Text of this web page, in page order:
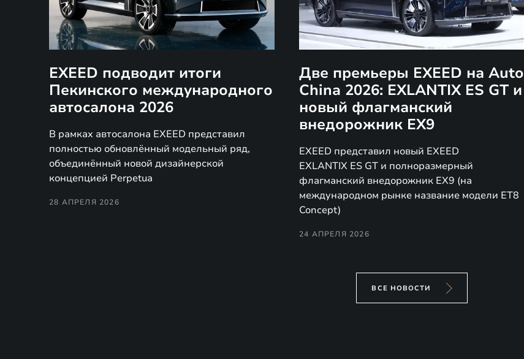
EXEED подводит итоги
Пекинского международного
автосалона 2026
В рамках автосалона EXEED представил
полностью обновлённый модельный ряд,
объединённый новой дизайнерской
концепцией Perpetua
28 АПРЕЛЯ 2026
Две премьеры EXEED на Auto
China 2026: EXLANTIX ES GT и
новый флагманский
внедорожник EX9
EXEED представил новый EXEED
EXLANTIX ES GT и полноразмерный
флагманский внедорожник EX9 (на
международном рынке название модели ET8
Concept)
24 АПРЕЛЯ 2026
ВСЕ НОВОСТИ